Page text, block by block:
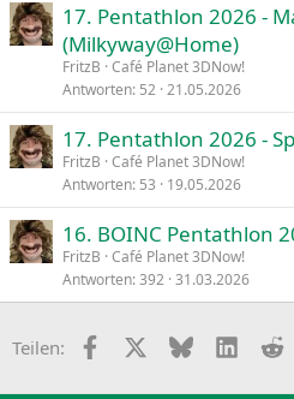
17. Pentathlon 2026 -
(Milkyway@Home)
FritzB Café Planet 3DNow!
Antworten 52 21.05.2026
17. Pentathlon 2026 -
FritzB Café Planet 3DNow!
Antworten 53 19.05.2026
16. BOINC Pentathlon
FritzB Café Planet 3DNow!
Antworten 392 31.03.2026
Teilen: Facebook Bluesky